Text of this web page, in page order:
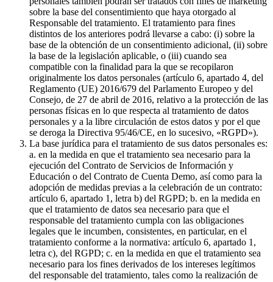
sobre la base del consentimiento que haya otorgado al
Responsable del tratamiento. El tratamiento para fines
distintos de los anteriores podrá llevarse a cabo: (i) sobre la
base de la obtención de un consentimiento adicional, (ii) sobre
la base de la legislación aplicable, o (iii) cuando sea
compatible con la finalidad para la que se recopilaron
originalmente los datos personales (artículo 6, apartado 4, del
Reglamento (UE) 2016/679 del Parlamento Europeo y del
Consejo, de 27 de abril de 2016, relativo a la protección de las
personas físicas en lo que respecta al tratamiento de datos
personales y a la libre circulación de estos datos y por el que
se deroga la Directiva 95/46/CE, en lo sucesivo, «RGPD»).
La base jurídica para el tratamiento de sus datos personales es:
a. en la medida en que el tratamiento sea necesario para la
ejecución del Contrato de Servicios de Información y
Educación o del Contrato de Cuenta Demo, así como para la
adopción de medidas previas a la celebración de un contrato:
artículo 6, apartado 1, letra b) del RGPD; b. en la medida en
que el tratamiento de datos sea necesario para que el
responsable del tratamiento cumpla con las obligaciones
legales que le incumben, consistentes, en particular, en el
tratamiento conforme a la normativa: artículo 6, apartado 1,
letra c), del RGPD; c. en la medida en que el tratamiento sea
necesario para los fines derivados de los intereses legítimos
del responsable del tratamiento, tales como la realización de